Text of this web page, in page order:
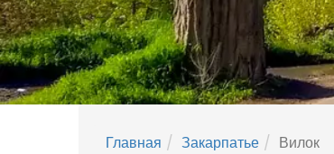
Главная Закарпатье Вилок